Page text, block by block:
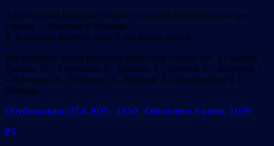
Абсолютный 0 баллов (жюри+зрители) Израилю дали две
страны – Армения и Польша.
В Хорватии зрители дали 0, но жюри дало 6.
Израильское жюри распределило свои голоса так: 12 баллов –
Греция, 10 – Германия, 8 – Мальта, 7 – Латвия, 6 – Австрия, 5
– Армения, 4 – Украина, 3 – Италия, 2 – Люксембург и 1 –
Польша.
Опубликовано 07.6.2025, 23:50 Обновлено 8 июня, 11:59
PS.